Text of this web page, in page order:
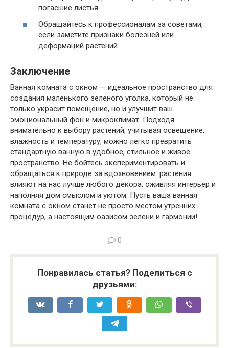
погасшие листья.
Обращайтесь к профессионалам за советами,
если заметите признаки болезней или
деформаций растений.
Заключение
Ванная комната с окном — идеальное пространство для
создания маленького зелёного уголка, который не
только украсит помещение, но и улучшит ваш
эмоциональный фон и микроклимат. Подходя
внимательно к выбору растений, учитывая освещение,
влажность и температуру, можно легко превратить
стандартную ванную в удобное, стильное и живое
пространство. Не бойтесь экспериментировать и
обращаться к природе за вдохновением: растения
влияют на нас лучше любого декора, оживляя интерьер и
наполняя дом смыслом и уютом. Пусть ваша ванная
комната с окном станет не просто местом утренних
процедур, а настоящим оазисом зелени и гармонии!
0
Понравилась статья? Поделиться с
друзьями: